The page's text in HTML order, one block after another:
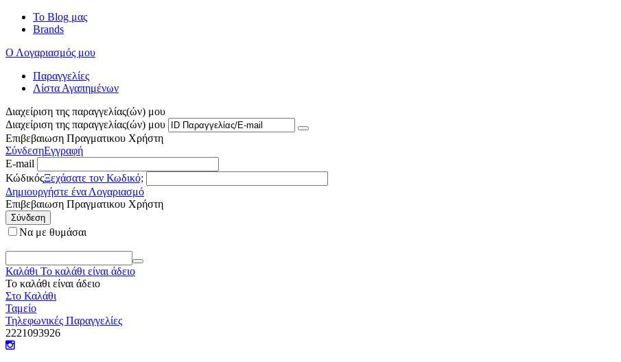
Το Blog μας
Brands
Ο Λογαριασμός μου
Παραγγελίες
Λίστα Αγαπημένων
Διαχείριση της παραγγελίας(ών) μου
Διαχείριση της παραγγελίας(ών) μου
Επιβεβαιωση Πραγματικου Χρήστη
ΣύνδεσηΕγγραφή
E-mail
ΚώδικόςΞεχάσατε τον Κωδικό;
Δημιουργήστε ένα Λογαριασμό
Επιβεβαιωση Πραγματικου Χρήστη
Σύνδεση
Να με θυμάσαι
Καλάθι Το καλάθι είναι άδειο
Το καλάθι είναι άδειο
Στο Καλάθι
Ταμείο
Τηλεφωνικές Παραγγελίες
2221093926